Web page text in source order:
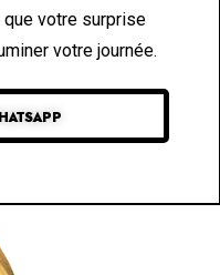
votre surprise
votre journée.